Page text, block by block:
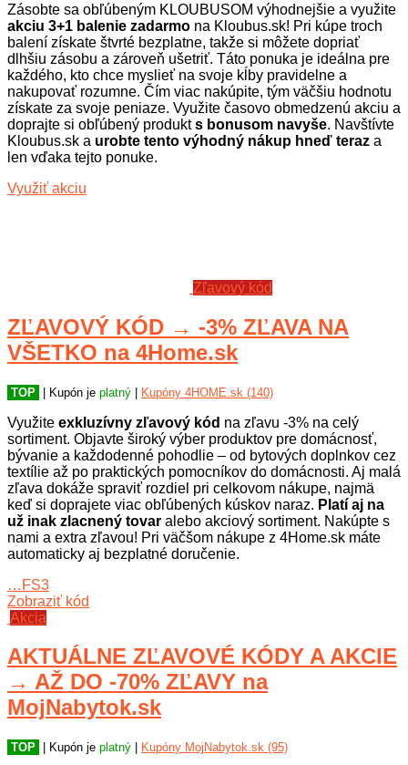
Zásobte sa obľúbeným KLOUBUSOM výhodnejšie a využite
akciu 3+1 balenie zadarmo na Kloubus.sk! Pri kúpe troch
balení získate štvrté bezplatne, takže si môžete dopriať
dlhšiu zásobu a zároveň ušetriť. Táto ponuka je ideálna pre
každého, kto chce myslieť na svoje kĺby pravidelne a
nakupovať rozumne. Čím viac nakúpite, tým väčšiu hodnotu
získate za svoje peniaze. Využite časovo obmedzenú akciu a
doprajte si obľúbený produkts bonusom navyše. Navštívte
Kloubus.sk a urobte tento výhodný nákup hneď teraz a
len vďaka tejto ponuke.
Využiť akciu
Zľavový kód
ZĽAVOVÝ KÓD → -3% ZĽAVA NA
VŠETKO na 4Home.sk
TOP | Kupón je platný | Kupóny 4HOME.sk (140)
Využite exkluzívny zľavový kód na zľavu -3% na celý
sortiment. Objavte široký výber produktov pre domácnosť,
bývanie a každodenné pohodlie – od bytových doplnkov cez
textílie až po praktických pomocníkov do domácnosti. Aj malá
zľava dokáže spraviť rozdiel pri celkovom nákupe, najmä
keď si doprajete viac obľúbených kúskov naraz. Platí aj na
už inak zlacnený tovar alebo akciový sortiment. Nakúpte s
nami a extra zľavou! Pri väčšom nákupe z 4Home.sk máte
automaticky aj bezplatné doručenie.
…FS3
Zobraziť kód
Akcia
AKTUÁLNE ZĽAVOVÉ KÓDY A AKCIE
→ AŽ DO -70% ZĽAVY na
MojNabytok.sk
TOP | Kupón je platný Kupóny MojNabytok.sk (95)